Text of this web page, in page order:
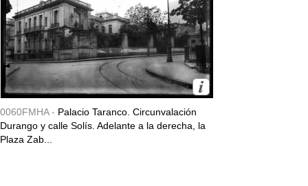
0060FMHA - Palacio Taranco. Circunvalación
Durango y calle Solís. Adelante a la derecha, la
Plaza Zab...